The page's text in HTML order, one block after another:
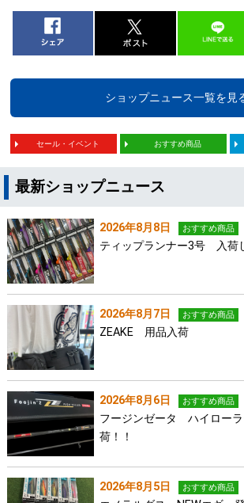
ショップニュース一覧を見
セール・イベント おすすめ商品
最新ショップニュース
2026年8月8日 おすすめ商品
ティップランナー3号 入荷
2026年8月7日 おすすめ商品
ZEAKE 用品入荷
2026年8月6日 おすすめ商品
フージンゼータ ハイローラ
荷！！
2026年8月5日 おすすめ商品